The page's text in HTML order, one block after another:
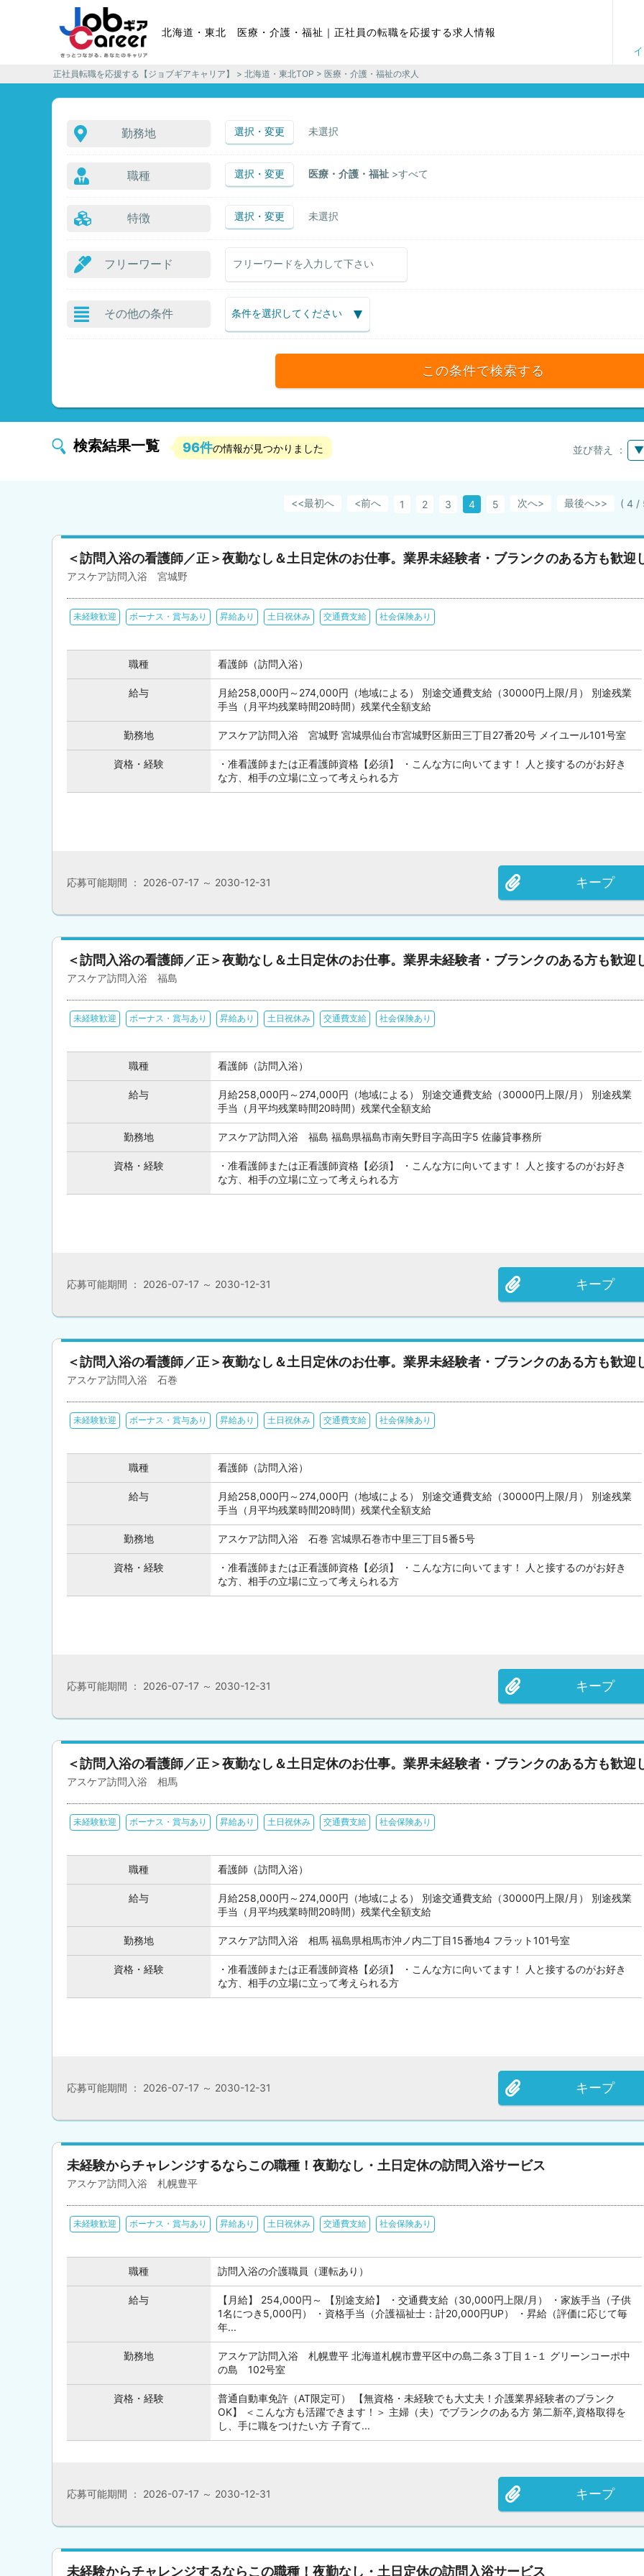
北海道・東北 医療・介護・福祉｜正社員の転職を応援する求人情報
正社員転職を応援する【ジョブギアキャリア】 > 北海道・東北TOP > 医療・介護・福祉の求人
勤務地 選択・変更 未選択
職種 選択・変更 医療・介護・福祉 すべて
特徴 選択・変更 未選択
フリーワード
その他の条件
この条件で検索する
検索結果一覧 96件の情報が見つかりました 並び替え ： ▼
最初へ <前へ 1 2 3 4 5 次へ> 最後へ ( 4 /
＜訪問入浴の看護師／正＞夜勤なし＆土日定休のお仕事。業界未経験者・ブランクのある方も歓迎
アスケア訪問入浴 宮城野
未経験歓迎 ボーナス・賞与あり 昇給あり 土日祝休み 交通費支給 社会保険あり
職種 看護師（訪問入浴）
給与
月給258,000円～274,000円（地域による） 別途交通費支給（30000円上限/月） 別途残業
手当（月平均残業時間20時間）残業代全額支給
勤務地 アスケア訪問入浴 宮城野 宮城県仙台市宮城野区新田三丁目27番20号 メイユール101号室
資格・経験
・准看護師または正看護師資格【必須】 ・こんな方に向いてます！ 人と接するのがお好き
な方、相手の立場に立って考えられる方
キープ
応募可能期間 ： 2026-07-17 ～ 2030-12-31
＜訪問入浴の看護師／正＞夜勤なし＆土日定休のお仕事。業界未経験者・ブランクのある方も歓迎
アスケア訪問入浴 福島
未経験歓迎 ボーナス・賞与あり 昇給あり 土日祝休み 交通費支給 社会保険あり
職種 看護師（訪問入浴）
給与
月給258,000円～274,000円（地域による） 別途交通費支給（30000円上限/月） 別途残業
手当（月平均残業時間20時間）残業代全額支給
勤務地 アスケア訪問入浴 福島 福島県福島市南矢野目字高田字5 佐藤貸事務所
資格・経験
・准看護師または正看護師資格【必須】 ・こんな方に向いてます！ 人と接するのがお好き
な方、相手の立場に立って考えられる方
キープ
応募可能期間 ： 2026-07-17 ～ 2030-12-31
＜訪問入浴の看護師／正＞夜勤なし＆土日定休のお仕事。業界未経験者・ブランクのある方も歓迎
アスケア訪問入浴 石巻
未経験歓迎 ボーナス・賞与あり 昇給あり 土日祝休み 交通費支給 社会保険あり
職種 看護師（訪問入浴）
給与
月給258,000円～274,000円（地域による） 別途交通費支給（30000円上限/月） 別途残業
手当（月平均残業時間20時間）残業代全額支給
勤務地 アスケア訪問入浴 石巻 宮城県石巻市中里三丁目5番5号
資格・経験
・准看護師または正看護師資格【必須】 ・こんな方に向いてます！ 人と接するのがお好き
な方、相手の立場に立って考えられる方
キープ
応募可能期間 ： 2026-07-17 ～ 2030-12-31
＜訪問入浴の看護師／正＞夜勤なし＆土日定休のお仕事。業界未経験者・ブランクのある方も歓迎
アスケア訪問入浴 相馬
未経験歓迎 ボーナス・賞与あり 昇給あり 土日祝休み 交通費支給 社会保険あり
職種 看護師（訪問入浴）
給与
月給258,000円～274,000円（地域による） 別途交通費支給（30000円上限/月） 別途残業
手当（月平均残業時間20時間）残業代全額支給
勤務地 アスケア訪問入浴 相馬 福島県相馬市沖ノ内二丁目15番地4 フラット101号室
資格・経験
・准看護師または正看護師資格【必須】 ・こんな方に向いてます！ 人と接するのがお好き
な方、相手の立場に立って考えられる方
キープ
応募可能期間 ： 2026-07-17 ～ 2030-12-31
未経験からチャレンジするならこの職種！夜勤なし・土日定休の訪問入浴サービス
アスケア訪問入浴 札幌豊平
未経験歓迎 ボーナス・賞与あり 昇給あり 土日祝休み 交通費支給 社会保険あり
職種 訪問入浴の介護職員（運転あり）
給与
【月給】 254,000円～ 【別途支給】 ・交通費支給（30,000円上限/月） ・家族手当（子供
1名につき5,000円） ・資格手当（介護福祉士：計20,000円UP） ・昇給（評価に応じて毎
年...
勤務地
アスケア訪問入浴 札幌豊平 北海道札幌市豊平区中の島二条３丁目１-１ グリーンコーポ中
の島 102号室
資格・経験
普通自動車免許（AT限定可） 【無資格・未経験でも大丈夫！介護業界経験者のブランク
OK】 ＜こんな方も活躍できます！＞ 主婦（夫）でブランクのある方 第二新卒,資格取得を
し、手に職をつけたい方 子育て...
キープ
応募可能期間 ： 2026-07-17 ～ 2030-12-31
未経験からチャレンジするならこの職種！夜勤なし・土日定休の訪問入浴サービス